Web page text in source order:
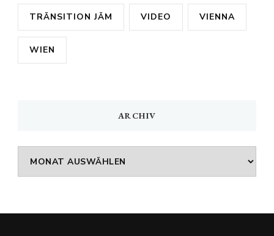
TRÄNSITION JÄM VIDEO VIENNA
WIEN
ARCHIV
Archiv